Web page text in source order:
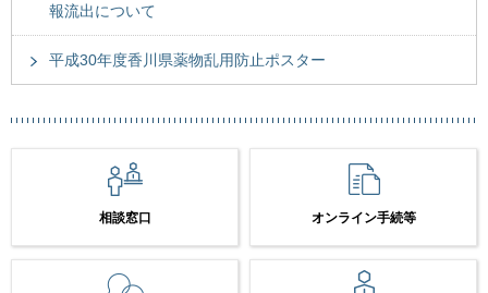
報流出について
平成30年度香川県薬物乱用防止ポスター
相談窓口 オンライン手続等